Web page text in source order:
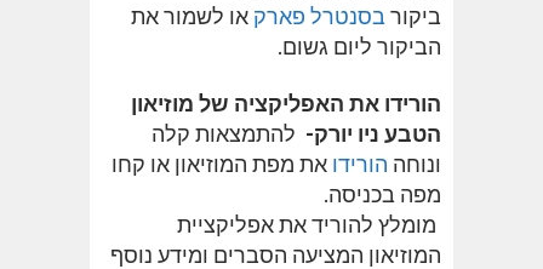
ביקור בסנטרל פארק או לשמור את
הביקור ליום גשום.
הורידו את האפליקציה של מוזיאון
הטבע ניו יורק- להתמצאות קלה
ונוחה הורידו את מפת המוזיאון או קחו
מפה בכניסה.
מומלץ להוריד את אפליקציית
המוזיאון המציעה הסברים ומידע נוסף